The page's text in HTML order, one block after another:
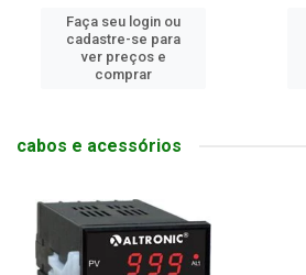
Faça seu login ou
cadastre-se para
ver preços e
comprar
cabos e acessórios